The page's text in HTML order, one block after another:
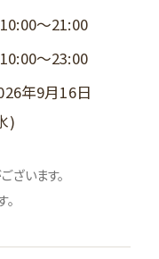
10:00～21:00
10:00～23:00
年9月16日
)
います。